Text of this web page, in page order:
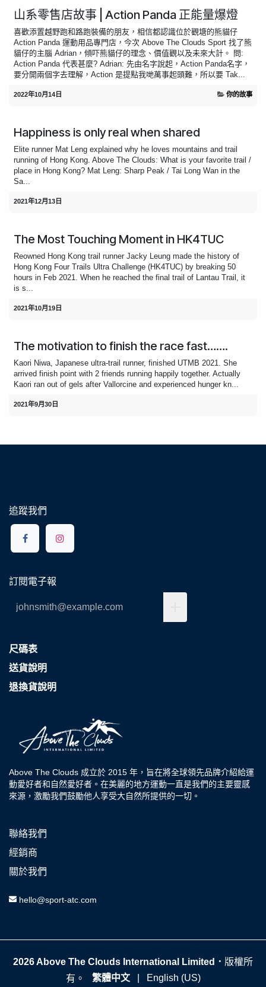
山系零售店故事 | Action Panda 正能量爆燈
喜歡添置越野跑和路跑裝備的朋友，相信都認識位於觀塘的熊貓仔
Action Panda 運動用品專門店，今次 Above The Clouds Sport 找了熊
貓仔的主腦 Adrian，傾吓熊貓仔的理念、價值觀以及未來大計。 問:
Action Panda 代表甚麼? Adrian: 先由名字說起，Action Panda名字，
要分開兩個字去理解，Action 是提點我哋萬事起頭難，所以要 Tak...
2022年10月14日 你的故事
Happiness is only real when shared
Elite runner Mat Leng explained why he loves mountains and trail
running of Hong Kong. Above The Clouds: What is your favorite trail /
place in Hong Kong? Mat Leng: Sharp Peak / Tai Long Wan in the
Sa...
2021年12月13日
The Most Touching Moment in HK4TUC
Reowned Hong Kong trail runner Jacky Leung made the history of
Hong Kong Four Trails Ultra Challenge (HK4TUC) by breaking 50
hours in Feb 2021. When he reached the final trail of Lantau Trail, it
is s...
2021年10月19日
The motivation to finish the race fast…….
Kaori Niwa, Japanese ultra-trail runner, finished UTMB 2021. She
arrived finish point with 2 friends running happily together. Actually
Kaori ran out of gels after Vallorcine and experienced hunger kn...
2021年9月30日
追蹤我們
訂閱電子報
尺碼表
送貨說明
退換貨說明
Above The Clouds 成立於 2015 年，旨在將全球領先品牌介紹給運
動愛好者和自然愛好者。在美麗的地方運動一直是我們的主要靈感
來源，激勵我們鼓勵他人享受大自然所提供的一切。
聯絡我們
經銷商
關於我們
hello@sport-atc.com
2026 Above The Clouds International Limited． 版權所
有。
繁體中文 English (US)